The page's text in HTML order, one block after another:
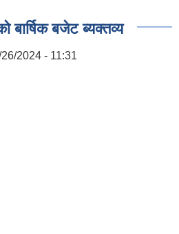
बार्षिक बजेट ब्यक्तव्य
2024 - 11:31